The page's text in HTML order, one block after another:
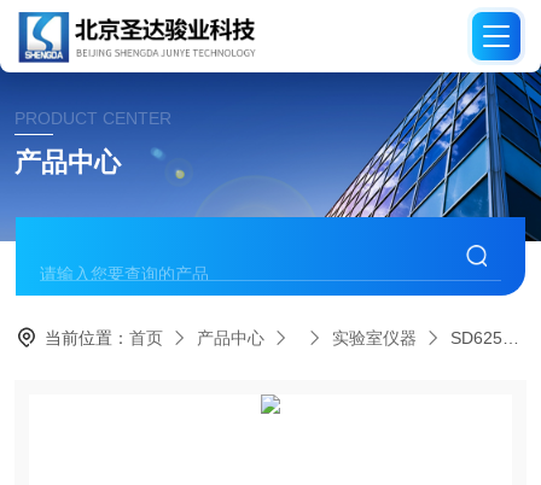
PRODUCT CENTER
产品中心
当前位置：首页 产品中心 实验室仪器 SD6257A表面制品的实体房间火灾试验装置